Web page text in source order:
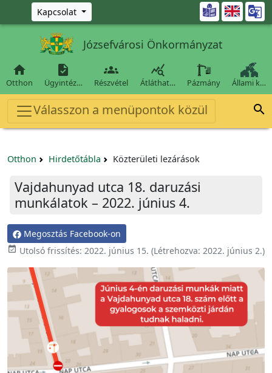
Ugrás a fő tartalomra
Kapcsolat 
Józsefvárosi Önkormányzat

Otthon

Ügyintéz…

Részvétel

Átláthat… Pázmány Állami k…
Válasszon a menüpontok közül 
Otthon Hirdetőtábla Közterületi lezárások
Vajdahunyad utca 18. daruzási
munkálatok – 2022. június 4.
Megosztás Facebook-on
event_available Utolsó frissítés: 2022. június 15. (Létrehozva: 2022. június 2.)